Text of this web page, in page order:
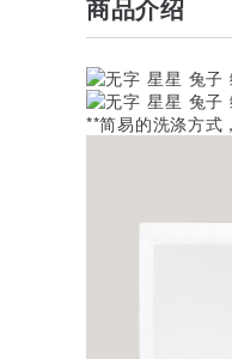
商品介绍
**简易的洗涤方式